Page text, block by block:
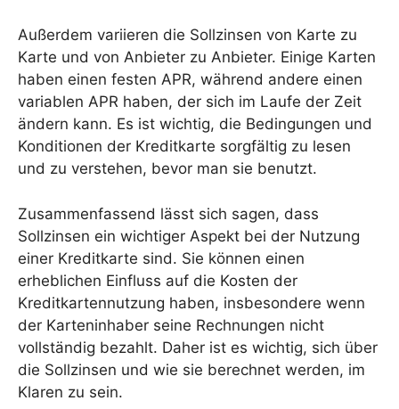
Außerdem variieren die Sollzinsen von Karte zu
Karte und von Anbieter zu Anbieter. Einige Karten
haben einen festen APR, während andere einen
variablen APR haben, der sich im Laufe der Zeit
ändern kann. Es ist wichtig, die Bedingungen und
Konditionen der Kreditkarte sorgfältig zu lesen
und zu verstehen, bevor man sie benutzt.
Zusammenfassend lässt sich sagen, dass
Sollzinsen ein wichtiger Aspekt bei der Nutzung
einer Kreditkarte sind. Sie können einen
erheblichen Einfluss auf die Kosten der
Kreditkartennutzung haben, insbesondere wenn
der Karteninhaber seine Rechnungen nicht
vollständig bezahlt. Daher ist es wichtig, sich über
die Sollzinsen und wie sie berechnet werden, im
Klaren zu sein.